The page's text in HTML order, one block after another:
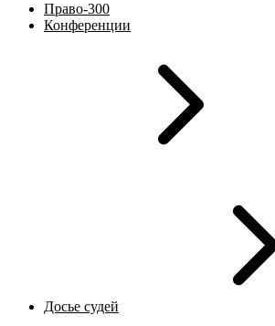
Право-300
Конференции
Досье судей